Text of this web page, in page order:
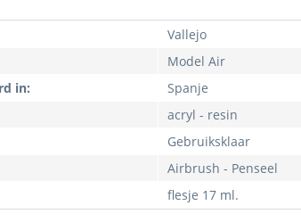
Vallejo
Model Air
in:
Spanje
acryl - resin
Gebruiksklaar
Airbrush - Penseel
flesje 17 ml.